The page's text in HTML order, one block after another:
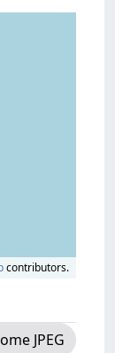
contributors.
JPEG